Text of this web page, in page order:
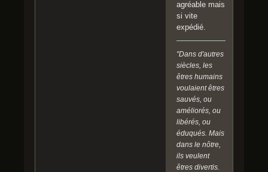
agréable mais
si vite
expédié.
"Dans d'autres
siècles, les
êtres humains
voulaient êtres
sauvés, ou
améliorés, ou
libérés, ou
éduqués. Mais
dans le nôtre,
ils veulent
êtres divertis.